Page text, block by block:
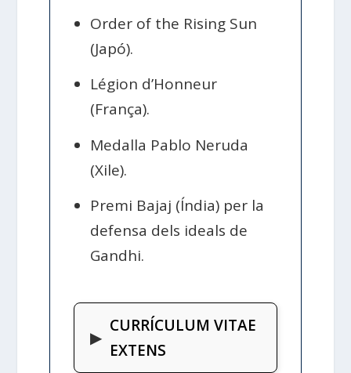
Order of the Rising Sun
(Japó).
Légion d’Honneur
(França).
Medalla Pablo Neruda
(Xile).
Premi Bajaj (Índia) per la
defensa dels ideals de
Gandhi.
▶
CURRÍCULUM VITAE
EXTENS